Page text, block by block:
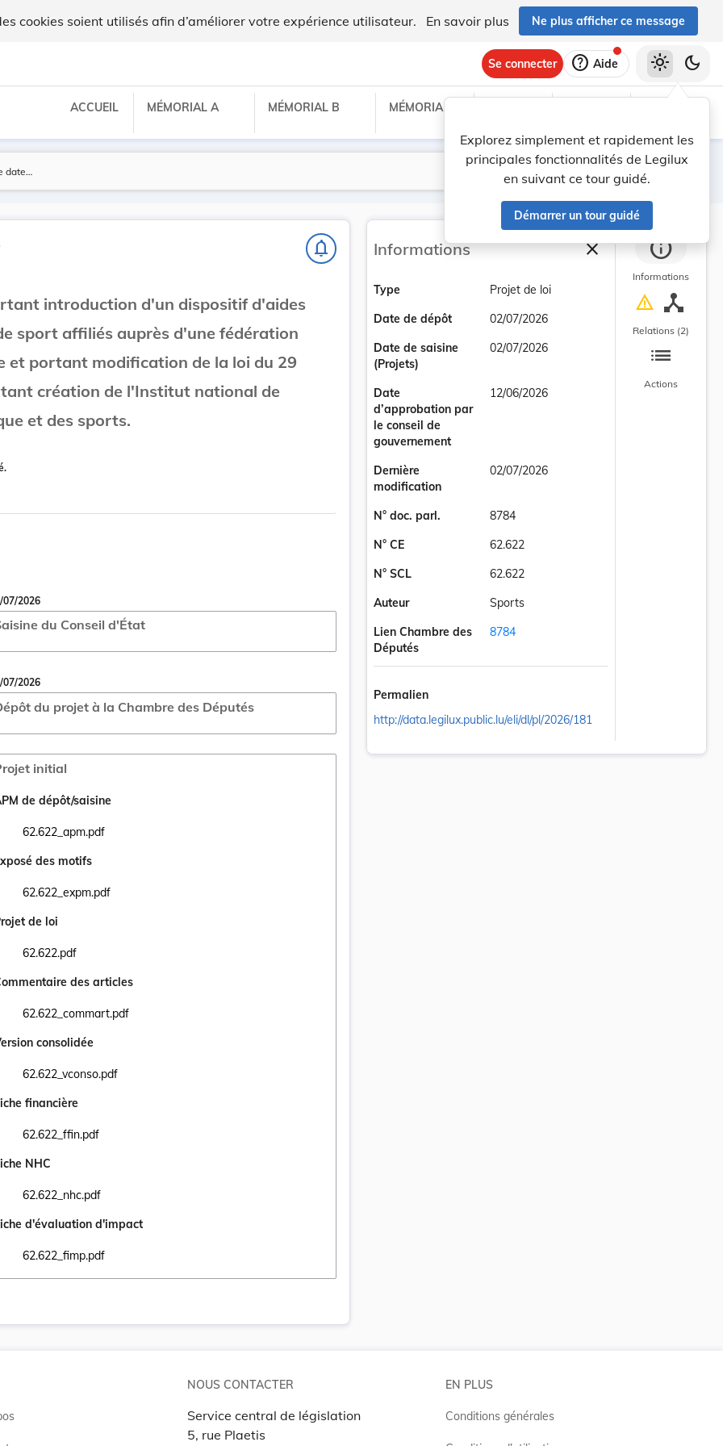
cookies soient utilisés afin d’améliorer votre expérience utilisateur. En savoir plus Ne plus afficher ce message
Se connecter help Aide
Explorez simplement et rapidement les
principales fonctionnalités de Legilux
en suivant ce tour guidé.
Démarrer un tour guidé
light_mode dark_mode
ACCUEIL MÉMORIAL A MÉMORIAL B MÉMORIAL C
Lancer la recherche
Filtres
notifications_none
introduction d'un dispositif d'aides
sport affiliés auprès d'une fédération
et portant modification de la loi du 29
création de l'Institut national de
et des sports.
07/2026
du Conseil d'État
07/2026
du projet à la Chambre des Députés
initial
de dépôt/saisine
62.622_apm.pdf
Ouvrir le document 62.622_apm.pdf dans un nouvel onglet
des motifs
62.622_expm.pdf
Ouvrir le document 62.622_expm.pdf dans un nouvel onglet
de loi
62.622.pdf
Ouvrir le document 62.622.pdf dans un nouvel onglet
des articles
62.622_commart.pdf
Ouvrir le document 62.622_commart.pdf dans un nouvel onglet
consolidée
62.622_vconso.pdf
Ouvrir le document 62.622_vconso.pdf dans un nouvel onglet
financière
62.622_ffin.pdf
Ouvrir le document 62.622_ffin.pdf dans un nouvel onglet
NHC
62.622_nhc.pdf
Ouvrir le document 62.622_nhc.pdf dans un nouvel onglet
d'évaluation d'impact
62.622_fimp.pdf
Ouvrir le document 62.622_fimp.pdf dans un nouvel onglet
Informations closeFermer la barre
Type
Projet de loi
Date de dépôt
02/07/2026
Date de saisine
(Projets)
02/07/2026
Date
d’approbation par
le conseil de
gouvernement
12/06/2026
Dernière
modification
02/07/2026
N° doc. parl.
8784
N° CE
62.622
N° SCL
62.622
Auteur
Sports
Lien Chambre des
Députés
8784
Permalien
http://data.legilux.public.lu/eli/dl/pl/2026/181
info
Informations
warning device_hub
Relations (2)
list
Actions
NOUS CONTACTER
Service central de législation
5, rue Plaetis
EN PLUS
Conditions générales